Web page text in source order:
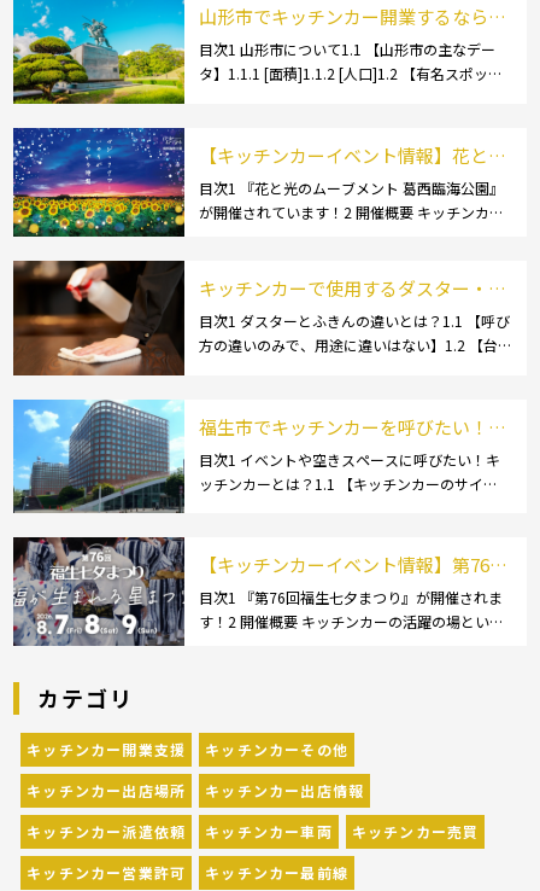
山形市でキッチンカー開業するなら格
安のレンタル・リース！営業許可取得
の流れも解説！
目次1 山形市について1.1 【山形市の主なデー
タ】1.1.1 [面積]1.1.2 [人口]1.2 【有名スポッ
【キッチンカーイベント情報】花と光
のムーブメント 葛西臨海公園が開催さ
れています！
目次1 『花と光のムーブメント 葛西臨海公園』
が開催されています！2 開催概要 キッチンカー
ルメイベントが催されています。 開業前にキ
キッチンカーで使用するダスター・ふ
きんの選び方とは？おすすめ商品3選
も紹介！
目次1 ダスターとふきんの違いとは？1.1 【呼び
方の違いのみで、用途に違いはない】1.2 【台
特徴2.1 【綿】2.2 【マイクロ […]
福生市でキッチンカーを呼びたい！派
遣してもらうにはどうすれば良いの？
依頼の流れや人気メニューを解説
目次1 イベントや空きスペースに呼びたい！キ
ッチンカーとは？1.1 【キッチンカーのサイ
チンカー:1t～ […]
【キッチンカーイベント情報】第76回
福生七夕まつりが開催されます！
目次1 『第76回福生七夕まつり』が開催されま
す！2 開催概要 キッチンカーの活躍の場といえ
カテゴリ
キッチンカー開業支援
キッチンカーその他
キッチンカー出店場所
キッチンカー出店情報
キッチンカー派遣依頼
キッチンカー車両
キッチンカー売買
キッチンカー営業許可
キッチンカー最前線